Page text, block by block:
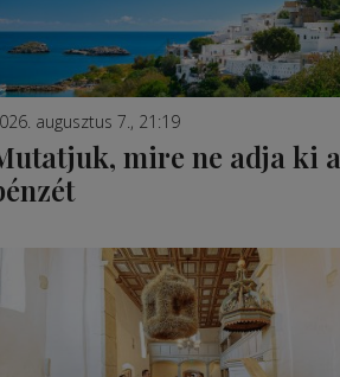
augusztus 7., 21:19
mire ne adja ki a